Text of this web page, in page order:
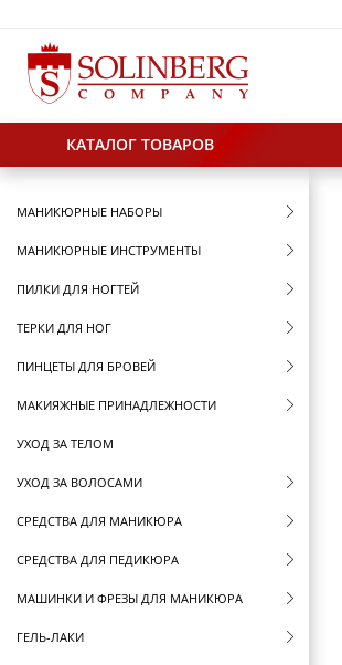
КАТАЛОГ ТОВАРОВ
МАНИКЮРНЫЕ НАБОРЫ
МАНИКЮРНЫЕ ИНСТРУМЕНТЫ
ПИЛКИ ДЛЯ НОГТЕЙ
ТЕРКИ ДЛЯ НОГ
ПИНЦЕТЫ ДЛЯ БРОВЕЙ
МАКИЯЖНЫЕ ПРИНАДЛЕЖНОСТИ
УХОД ЗА ТЕЛОМ
УХОД ЗА ВОЛОСАМИ
СРЕДСТВА ДЛЯ МАНИКЮРА
СРЕДСТВА ДЛЯ ПЕДИКЮРА
МАШИНКИ И ФРЕЗЫ ДЛЯ МАНИКЮРА
ГЕЛЬ-ЛАКИ